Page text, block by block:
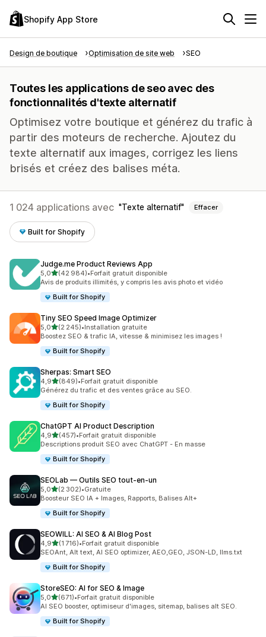
Shopify App Store
Design de boutique Optimisation de site web SEO
Toutes les applications de seo avec des
fonctionnalités d'texte alternatif
Optimisez votre boutique et générez du trafic à
partir des moteurs de recherche. Ajoutez du
texte alternatif aux images, corrigez les liens
brisés et créez des balises méta.
1 024 applications avec Texte alternatif Effacer
Built for Shopify
Judge.me Product Reviews App
5,0étoile(s) sur 5
(42 984)
42984 avis au total
•Forfait gratuit disponible
Avis de produits illimités, y compris les avis photo et vidéo
Built for Shopify
Tiny SEO Speed Image Optimizer
5,0étoile(s) sur 5
(2 245)
2245 avis au total
•Installation gratuite
Boostez SEO & trafic IA, vitesse & minimisez les images !
Built for Shopify
Sherpas: Smart SEO
4,9étoile(s) sur 5
(849)
849 avis au total
•Forfait gratuit disponible
Générez du trafic et des ventes grâce au SEO.
Built for Shopify
ChatGPT AI Product Description
4,9étoile(s) sur 5
(457)
457 avis au total
•Forfait gratuit disponible
Descriptions produit SEO avec ChatGPT - En masse
Built for Shopify
SEOLab — Outils SEO tout‑en‑un
5,0étoile(s) sur 5
(2 302)
2302 avis au total
•Gratuite
Boosteur SEO IA + Images, Rapports, Balises Alt+
Built for Shopify
SEOWILL: AI SEO & AI Blog Post
4,9étoile(s) sur 5
(1 716)
1716 avis au total
•Forfait gratuit disponible
SEOAnt, Alt text, AI SEO optimizer, AEO,GEO, JSON-LD, llms.txt
Built for Shopify
StoreSEO: AI for SEO & Image
5,0étoile(s) sur 5
(671)
671 avis au total
•Forfait gratuit disponible
AI SEO booster, optimiseur d'images, sitemap, balises alt SEO.
Built for Shopify